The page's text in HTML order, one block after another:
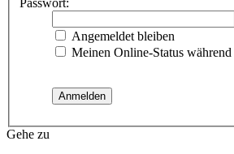
Passwort:
Angemeldet bleiben
Meinen Online-Status
Gehe zu